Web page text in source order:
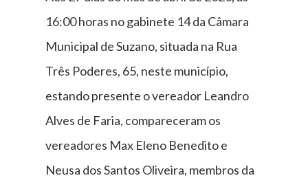
16:00 horas no gabinete 14 da Câmara
Municipal de Suzano, situada na Rua
Três Poderes, 65, neste município,
estando presente o vereador Leandro
Alves de Faria, compareceram os
vereadores Max Eleno Benedito e
Neusa dos Santos Oliveira, membros da